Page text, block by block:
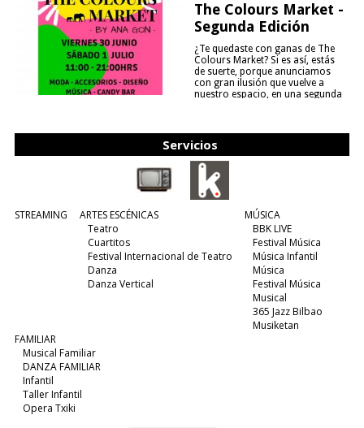
The Colours Market -
Segunda Edición
¿Te quedaste con ganas de The
Colours Market? Si es así, estás
de suerte, porque anunciamos
con gran ilusión que vuelve a
nuestro espacio, en una segunda
Servicios
STREAMING
ARTES ESCÉNICAS
Teatro
Cuartitos
Festival Internacional de Teatro
Danza
Danza Vertical
MÚSICA
BBK LIVE
Festival Música
Música Infantil
Música
Festival Música
Musical
365 Jazz Bilbao
Musiketan
FAMILIAR
Musical Familiar
DANZA FAMILIAR
Infantil
Taller Infantil
Opera Txiki